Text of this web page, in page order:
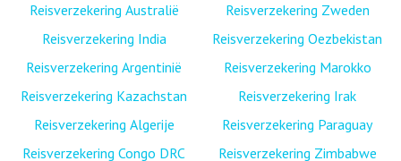
Reisverzekering Australië
Reisverzekering India
Reisverzekering Argentinië
Reisverzekering Kazachstan
Reisverzekering Algerije
Reisverzekering Congo DRC
Reisverzekering Zweden
Reisverzekering Oezbekistan
Reisverzekering Marokko
Reisverzekering Irak
Reisverzekering Paraguay
Reisverzekering Zimbabwe